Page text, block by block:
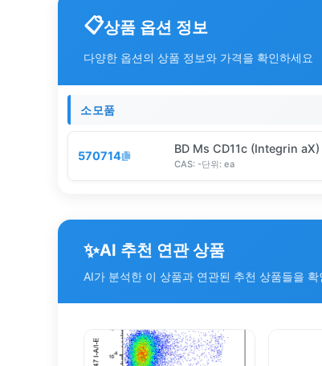
상품 옵션 정보
다양한 옵션의 상품 정보와 가격을 확인하세요
소모품
570714
BD Ms CD11c (Integrin
CAS: -단위: ea
✨AI 추천 연관 상품
AI가 분석한 이 상품과 연관된 추천 상품들을 확